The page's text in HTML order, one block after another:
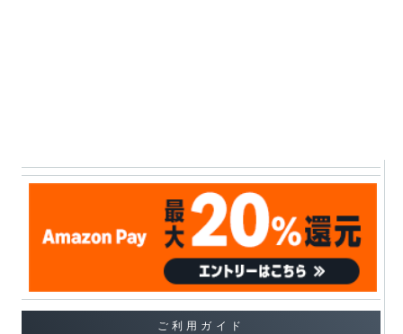
ご利用ガイド